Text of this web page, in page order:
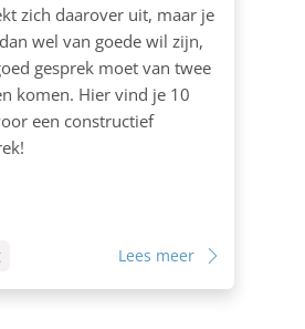
zich daarover uit, maar je
wel van goede wil zijn,
gesprek moet van twee
komen. Hier vind je 10
een constructief
Lees meer